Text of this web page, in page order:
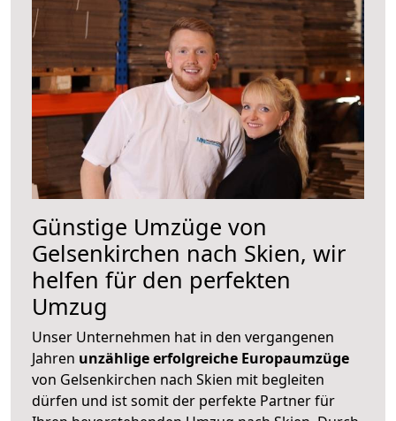
Günstige Umzüge von
Gelsenkirchen nach Skien, wir
helfen für den perfekten
Umzug
Unser Unternehmen hat in den vergangenen
Jahren unzählige erfolgreiche Europaumzüge
von Gelsenkirchen nach Skien mit begleiten
dürfen und ist somit der perfekte Partner für